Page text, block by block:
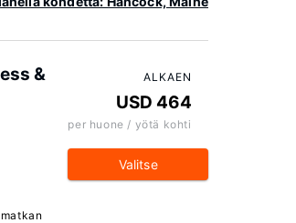
&
ALKAEN
USD 464
per huone / yötä kohti
Valitse